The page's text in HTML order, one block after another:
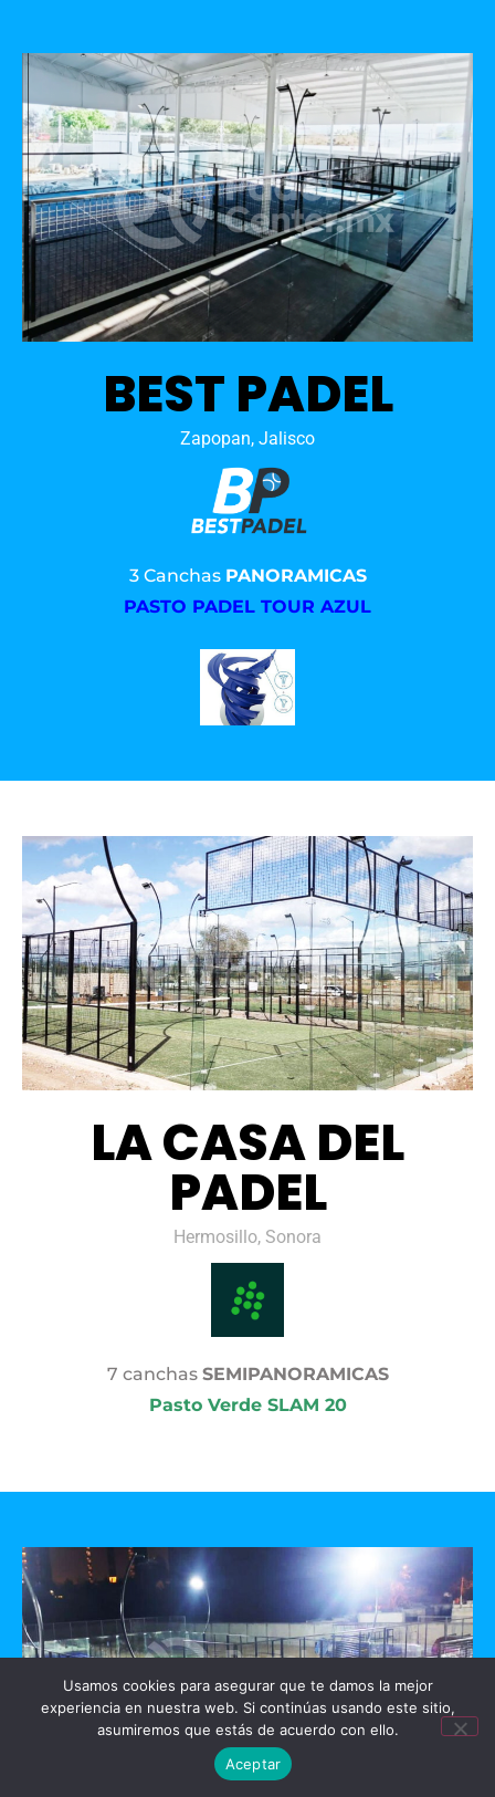
BEST PADEL
Zapopan, Jalisco
3 Canchas PANORAMICAS
PASTO PADEL TOUR AZUL
LA CASA DEL
PADEL
Hermosillo, Sonora
7 canchas SEMIPANORAMICAS
Pasto Verde SLAM 20
Usamos cookies para asegurar que te damos la mejor
experiencia en nuestra web. Si continúas usando este sitio,
asumiremos que estás de acuerdo con ello.
Aceptar